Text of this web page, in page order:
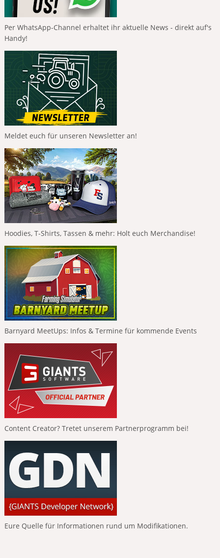
Per WhatsApp-Channel erhaltet ihr aktuelle News - direkt auf's
Handy!
Meldet euch für unseren Newsletter an!
Hoodies, T-Shirts, Tassen & mehr: Holt euch Merchandise!
Barnyard MeetUps: Infos & Termine für kommende Events
Content Creator? Tretet unserem Partnerprogramm bei!
Eure Quelle für Informationen rund um Modifikationen.